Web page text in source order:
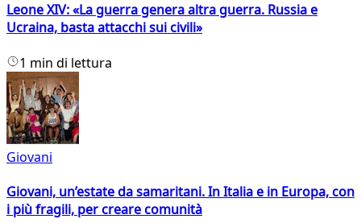
Leone XIV: «La guerra genera altra guerra. Russia e
Ucraina, basta attacchi sui civili»
1 min di lettura
Giovani
Giovani, un’estate da samaritani. In Italia e in Europa, con
i più fragili, per creare comunità